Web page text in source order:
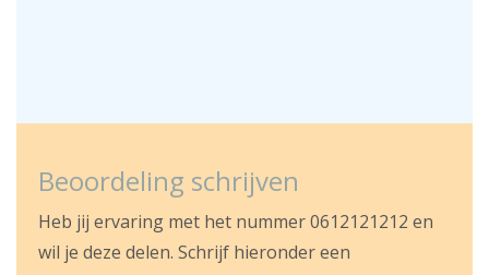
Beoordeling schrijven
Heb jij ervaring met het nummer 0612121212 en
wil je deze delen. Schrijf hieronder een